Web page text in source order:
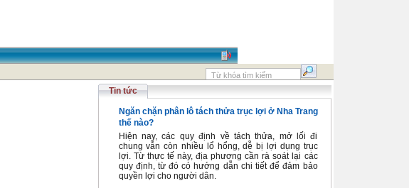
Tin tức
Ngăn chặn phân lô tách thửa trục lợi ở Nha Trang
thế nào?
Hiện nay, các quy định về tách thửa, mở lối đi
chung vẫn còn nhiều lổ hổng, dễ bị lợi dụng trục
lợi. Từ thực tế này, địa phương cần rà soát lại các
quy định, từ đó có hướng dẫn chi tiết để đảm bảo
quyền lợi cho người dân.